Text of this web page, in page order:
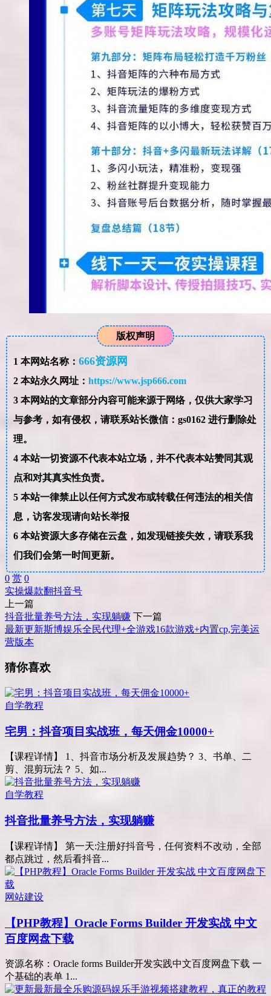
版权声明
1 本网站名称： 666资源网
2本站永久网址： https://www.jsp666.com
3本网站的文章部分内容可能来源于网络，仅供大家学习
与参考，如有侵权，请联系站长微信：gs0162 进行删除处
理。
4本站一切资源不代表本站立场，并不代表本站赞同其观
点和对其真实性负责。
5本站一律禁止以任何方式发布或转载任何违法的相关信
息，访客发现请向站长举报
6本站资源大多存储在云盘，如发现链接失效，请联系我
们我们会第一时间更新。
0 赏 0
实操爆款翻抖音号
上一篇
抖音批量养号方法，实现躺赚 下一篇
最新更新斯博娱乐全民代理+全游戏16款游戏+内置cp,完美运
营版本
猜你喜欢
自学教程
宅男：抖音项目实战班，每天佣金10000+
【课程详情】 1、抖音市场分析及发展趋势？ 3、书单、二
剪、混剪玩法？ 5、如...
自学教程
抖音批量养号方法，实现躺赚
【课程详情】 第一天:注册好抖音号，任何资料不改动，全部
都点跳过，然后看抖音...
网站建设
【PHP教程】Oracle Forms Builder 开发实战 中文
百度网盘下载
资源名称：Oracle forms Builder开发实践中文百度网盘下载 一
个基础的表单 1...